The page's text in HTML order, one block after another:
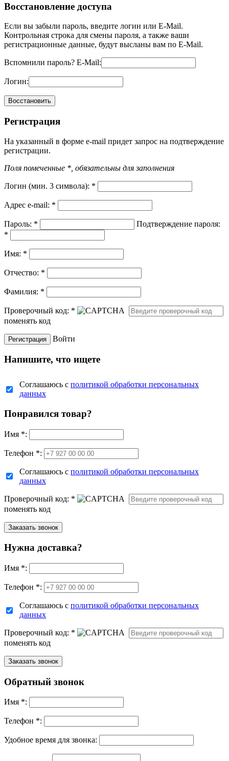
Восстановление доступа
Если вы забыли пароль, введите логин или E-Mail.
Контрольная строка для смены пароля, а также ваши
регистрационные данные, будут высланы вам по E-Mail.
Вспомнили пароль? E-Mail:
Логин:
Регистрация
На указанный в форме e-mail придет запрос на подтверждение
регистрации.
Поля помеченные *, обязательны для заполнения
Логин (мин. 3 символа): *
Адрес e-mail: *
Пароль: *
Подтверждение пароля:
*
Имя: *
Отчество: *
Фамилия: *
Проверочный код: *
поменять код
Войти
Напишите, что ищете
Соглашаюсь с политикой обработки персональных
данных
Понравился товар?
Имя *:
Телефон *:
Соглашаюсь с политикой обработки персональных
данных
Проверочный код: *
поменять код
Нужна доставка?
Имя *:
Телефон *:
Соглашаюсь с политикой обработки персональных
данных
Проверочный код: *
поменять код
Обратный звонок
Имя *:
Телефон *:
Удобное время для звонка: